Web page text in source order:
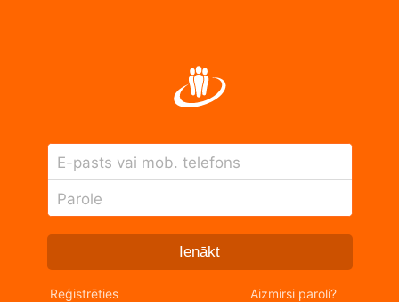
E-pasts vai mob. telefons
Parole
Ienākt
Reģistrēties Aizmirsi paroli?